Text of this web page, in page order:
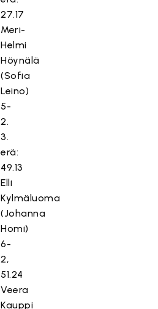
27.17
Meri-
Helmi
Höynälä
(Sofia
Leino)
5-
2.
3.
erä:
49.13
Elli
Kylmäluoma
(Johanna
Homi)
6-
2,
51.24
Veera
Kauppi